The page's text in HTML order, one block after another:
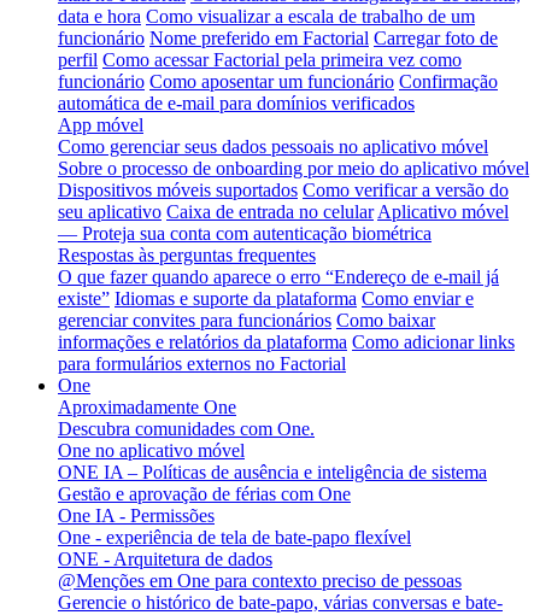
data e hora Como visualizar a escala de trabalho de um
funcionário Nome preferido em Factorial Carregar foto de
perfil Como acessar Factorial pela primeira vez como
funcionário Como aposentar um funcionário Confirmação
automática de e-mail para domínios verificados
App móvel
Como gerenciar seus dados pessoais no aplicativo móvel
Sobre o processo de onboarding por meio do aplicativo móvel
Dispositivos móveis suportados Como verificar a versão do
seu aplicativo Caixa de entrada no celular Aplicativo móvel
— Proteja sua conta com autenticação biométrica
Respostas às perguntas frequentes
O que fazer quando aparece o erro “Endereço de e-mail já
existe” Idiomas e suporte da plataforma Como enviar e
gerenciar convites para funcionários Como baixar
informações e relatórios da plataforma Como adicionar links
para formulários externos no Factorial
One
Aproximadamente One
Descubra comunidades com One.
One no aplicativo móvel
ONE IA – Políticas de ausência e inteligência de sistema
Gestão e aprovação de férias com One
One IA - Permissões
One - experiência de tela de bate-papo flexível
ONE - Arquitetura de dados
@Menções em One para contexto preciso de pessoas
Gerencie o histórico de bate-papo, várias conversas e bate-